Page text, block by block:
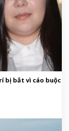
bị bắt vì cáo buộc